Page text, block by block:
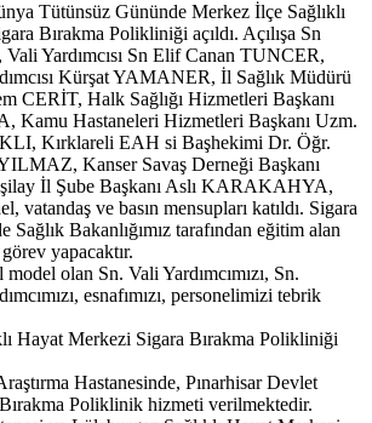
Tütünsüz Gününde Merkez İlçe Sağlıklı
Bırakma Polikliniği açıldı. Açılışa Sn
Yardımcısı Sn Elif Canan TUNCER,
Kürşat YAMANER, İl Sağlık Müdürü
CERİT, Halk Sağlığı Hizmetleri Başkanı
Kamu Hastaneleri Hizmetleri Başkanı Uzm.
Kırklareli EAH si Başhekimi Dr. Öğr.
Kanser Savaş Derneği Başkanı
İl Şube Başkanı Aslı KARAKAHYA,
vatandaş ve basın mensupları katıldı. Sigara
Bakanlığımız tarafından eğitim alan
yapacaktır.
model olan Sn. Vali Yardımcımızı, Sn.
esnafımızı, personelimizi tebrik
Hayat Merkezi Sigara Bırakma Polikliniği
Hastanesinde, Pınarhisar Devlet
Poliklinik hizmeti verilmektedir.